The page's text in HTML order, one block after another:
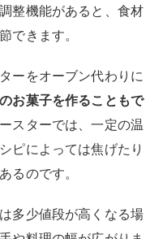
整機能があると、食材
できます。
ーをオーブン代わりに
お菓子を作ることもで
スターでは、一定の温
ピによっては焦げたり
るのです。
多少値段が高くなる場